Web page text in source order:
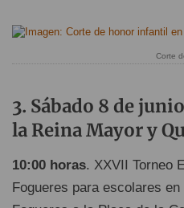
Corte
Sábado 8 de
la Reina Mayor y
10:00 horas. XXVII Torneo
Fogueres para escolares